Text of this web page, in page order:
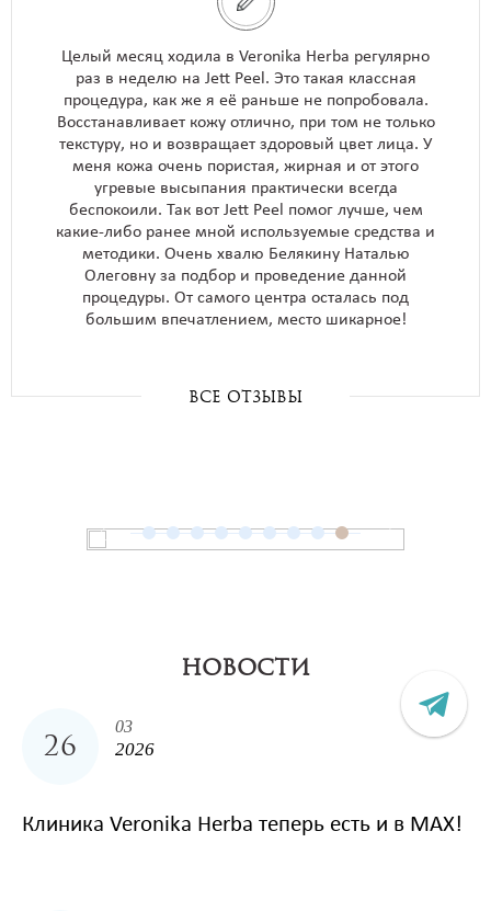
Целый месяц ходила в Veronika Herba регулярно
раз в неделю на Jett Peel. Это такая классная
процедура, как же я её раньше не попробовала.
Восстанавливает кожу отлично, при том не только
текстуру, но и возвращает здоровый цвет лица. У
меня кожа очень пористая, жирная и от этого
угревые высыпания практически всегда
беспокоили. Так вот Jett Peel помог лучше, чем
какие-либо ранее мной используемые средства и
методики. Очень хвалю Белякину Наталью
Олеговну за подбор и проведение данной
процедуры. От самого центра осталась под
большим впечатлением, место шикарное!
все отзывы
НОВОСТИ
26
03
2026
Клиника Veronika Herba теперь есть и в MAX!